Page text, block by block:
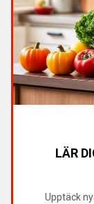
LÄR
Upptäck